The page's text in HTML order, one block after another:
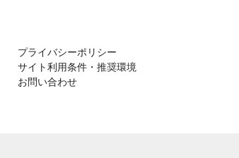
プライバシーポリシー
サイト利用条件・推奨環境
お問い合わせ